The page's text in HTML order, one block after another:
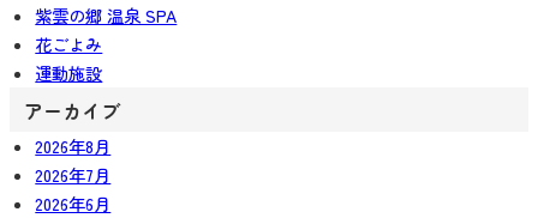
紫雲の郷 温泉 SPA
花ごよみ
運動施設
アーカイブ
2026年8月
2026年7月
2026年6月